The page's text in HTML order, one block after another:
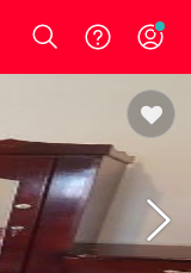
Login